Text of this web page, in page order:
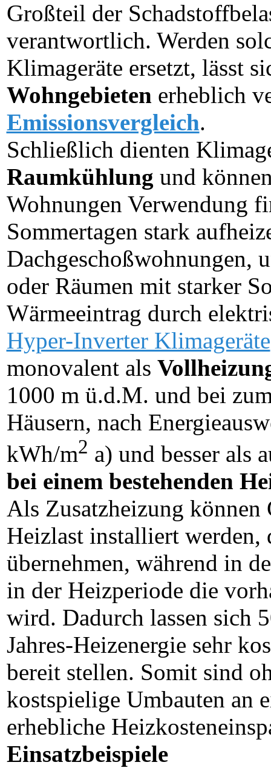
Großteil der
verantwortlich. Werden
Klimageräte ersetzt, lässt
Wohngebieten erheblich
Emissionsvergleich.
Schließlich dienten
Raumkühlung und
Wohnungen Verwendung
Sommertagen stark
Dachgeschoßwohnungen,
oder Räumen mit starker
Wärmeeintrag durch
Hyper-Inverter Klimageräte
monovalent als
1000 m ü.d.M. und bei
Häusern, nach
kWh/m2 a) und besser als
bei einem bestehenden
Als Zusatzheizung können
Heizlast installiert
übernehmen, während in
in der Heizperiode die
wird. Dadurch lassen sich
Jahres-Heizenergie sehr
bereit stellen. Somit sind
kostspielige Umbauten an
erhebliche
Einsatzbeispiele